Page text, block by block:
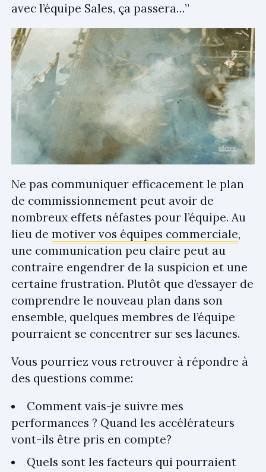
avec l’équipe Sales, ça passera…”
Ne pas communiquer efficacement le plan
de commissionnement peut avoir de
nombreux effets néfastes pour l’équipe. Au
lieu de motiver vos équipes commerciale,
une communication peu claire peut au
contraire engendrer de la suspicion et une
certaine frustration. Plutôt que d’essayer de
comprendre le nouveau plan dans son
ensemble, quelques membres de l’équipe
pourraient se concentrer sur ses lacunes.
Vous pourriez vous retrouver à répondre à
des questions comme:
Comment vais-je suivre mes
performances ? Quand les accélérateurs
vont-ils être pris en compte?
Quels sont les facteurs qui pourraient